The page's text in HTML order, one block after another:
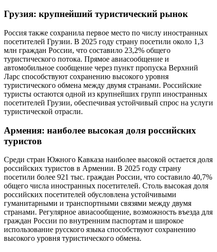
Грузия: крупнейший туристический рынок
Россия также сохранила первое место по числу иностранных
посетителей Грузии. В 2025 году страну посетили около 1,3
млн граждан России, что составило 23,2% общего
туристического потока. Прямое авиасообщение и
автомобильное сообщение через пункт пропуска Верхний
Ларс способствуют сохранению высокого уровня
туристического обмена между двумя странами. Российские
туристы остаются одной из крупнейших групп иностранных
посетителей Грузии, обеспечивая устойчивый спрос на услуги
туристической отрасли.
Армения: наиболее высокая доля российских
туристов
Среди стран Южного Кавказа наиболее высокой остается доля
российских туристов в Армении. В 2025 году страну
посетили более 921 тыс. граждан России, что составило 40,7%
общего числа иностранных посетителей. Столь высокая доля
российских посетителей обусловлена устойчивыми
гуманитарными и транспортными связями между двумя
странами. Регулярное авиасообщение, возможность въезда для
граждан России по внутренним паспортам и широкое
использование русского языка способствуют сохранению
высокого уровня туристического обмена.